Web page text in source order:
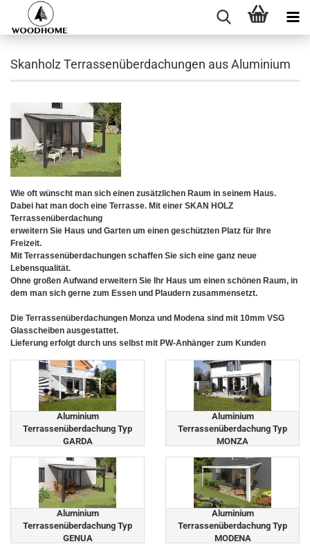
Skanholz Terrassenüberdachungen aus Aluminium
Wie oft wünscht man sich einen zusätzlichen Raum in seinem Haus.
Dabei hat man doch eine Terrasse. Mit einer SKAN HOLZ
Terrassenüberdachung
erweitern Sie Haus und Garten um einen geschützten Platz für Ihre
Freizeit.
Mit Terrassenüberdachungen schaffen Sie sich eine ganz neue
Lebensqualität.
Ohne großen Aufwand erweitern Sie Ihr Haus um einen schönen Raum, in
dem man sich gerne zum Essen und Plaudern zusammensetzt.
Die Terrassenüberdachungen Monza und Modena sind mit 10mm VSG
Glasscheiben ausgestattet.
Lieferung erfolgt durch uns selbst mit PW-Anhänger zum Kunden
Aluminium
Terrassenüberdachung Typ
GARDA
Aluminium
Terrassenüberdachung Typ
MONZA
Aluminium
Terrassenüberdachung Typ
GENUA
Aluminium
Terrassenüberdachung Typ
MODENA